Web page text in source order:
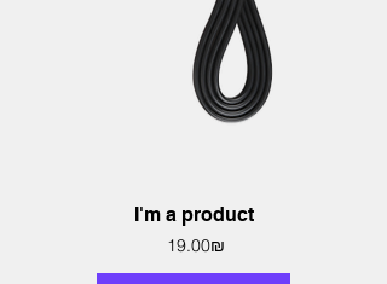
I'm a product
Price ‏19.00 ‏₪